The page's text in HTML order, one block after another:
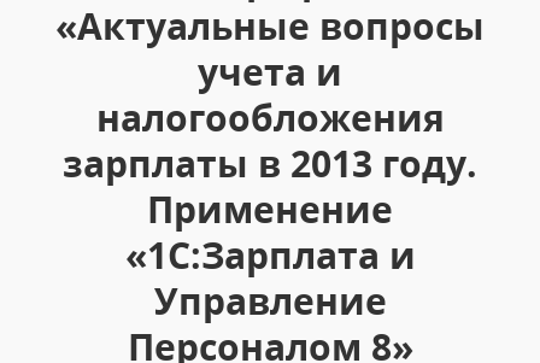
«Актуальные вопросы
учета и
налогообложения
зарплаты в 2013 году.
Применение
«1С:Зарплата и
Управление
Персоналом 8»